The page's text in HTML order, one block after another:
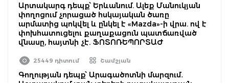
Արտակարգ դեպք՝ Երևանում. Ալեք Մանուկյան
փողոցում չորացած հսկայական ծառը
արմատից պոկվել և ընկել է «Mazda»-ի վրա. ով է
փոխհատուցելու քաղաքացուն պատճառված
վնասը, հայտնի չէ. ՖՈՏՈՌԵՊՈՐՏԱԺ
25449 դիտում Շամշյան
Գողության դեպք՝ Արագածոտնի մարզում․